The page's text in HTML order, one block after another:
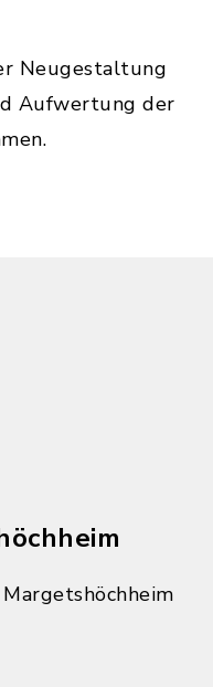
Neugestaltung
Aufwertung der